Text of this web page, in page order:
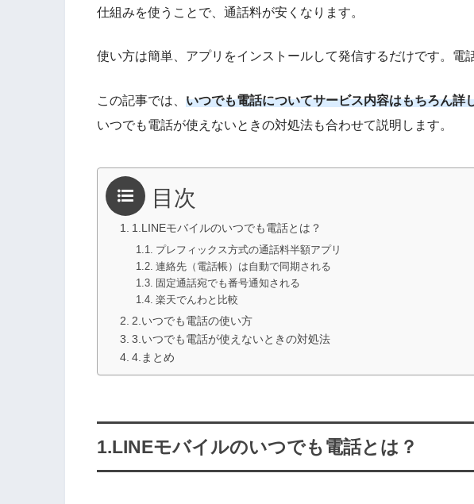
仕組みを使うことで、通話料が安くなります。
使い方は簡単、アプリをインストールして発信するだけです。電
この記事では、 いつでも電話についてサービス内容はもちろん詳
いつでも電話が使えないときの対処法も合わせて説明します。
目次
1.LINEモバイルのいつでも電話とは？
プレフィックス方式の通話料半額アプリ
連絡先（電話帳）は自動で同期される
固定通話宛でも番号通知される
楽天でんわと比較
2.いつでも電話の使い方
3.いつでも電話が使えないときの対処法
4.まとめ
1.LINEモバイルのいつでも電話とは？